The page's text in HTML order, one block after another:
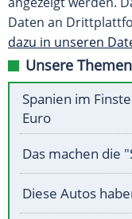
Daten an
dazu in unseren
Unsere
Spanien im
Euro
Das machen die
Diese Autos